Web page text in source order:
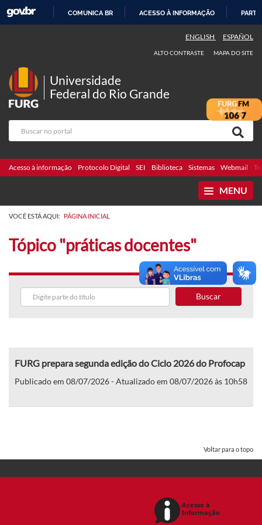
COMUNICA BR ACESSO À INFORMAÇÃO
ENGLISH ESPAÑOL
ALTO CONTRASTE MAPA DO SITE
Universidade
Federal do Rio Grande
Acesso à informação Protocolo Digital SEI Biblioteca Sistemas Webmail
MENU
VOCÊ ESTÁ AQUI: PÁGINA INICIAL
Tópico "práticas docentes"
Buscar
FURG prepara segunda edição do Ciclo 2026 do Profocap
Publicado em 08/07/2026 - Atualizado em 08/07/2026 às 10h58
Voltar para o topo